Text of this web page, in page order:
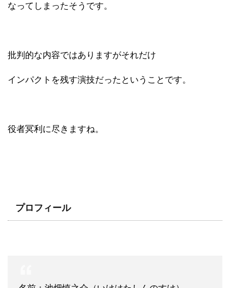
なってしまったそうです。
批判的な内容ではありますがそれだけ
インパクトを残す演技だったということです。
役者冥利に尽きますね。
プロフィール